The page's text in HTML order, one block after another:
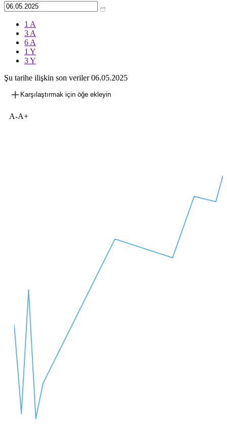
1 A
3 A
6 A
1 Y
3 Y
Şu tarihe ilişkin son veriler06.05.2025
Karşılaştırmak için öğe ekleyin